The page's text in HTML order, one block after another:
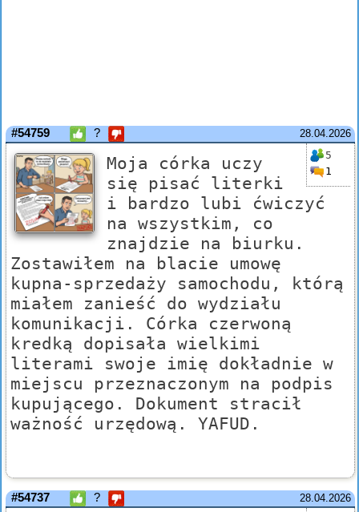
28.04.2026
#54759 ?
5
1
Moja córka uczy
się pisać literki
i bardzo lubi ćwiczyć
na wszystkim, co
znajdzie na biurku.
Zostawiłem na blacie umowę
kupna-sprzedaży samochodu, którą
miałem zanieść do wydziału
komunikacji. Córka czerwoną
kredką dopisała wielkimi
literami swoje imię dokładnie w
miejscu przeznaczonym na podpis
kupującego. Dokument stracił
ważność urzędową. YAFUD.
28.04.2026
#54737 ?